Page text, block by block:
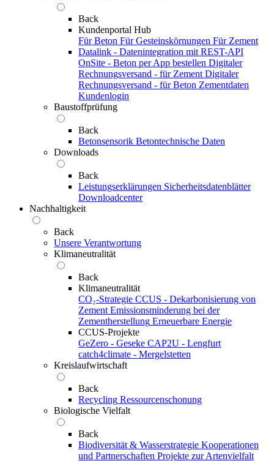
Back
Kundenportal Hub
Für Beton Für Gesteinskörnungen Für Zement
Datalink - Datenintegration mit REST-API
OnSite - Beton per App bestellen Digitaler
Rechnungsversand - für Zement Digitaler
Rechnungsversand - für Beton Zementdaten
Kundenlogin
Baustoffprüfung
Back
Betonsensorik Betontechnische Daten
Downloads
Back
Leistungserklärungen Sicherheitsdatenblätter
Downloadcenter
Nachhaltigkeit
Back
Unsere Verantwortung
Klimaneutralität
Back
Klimaneutralität
CO₂-Strategie CCUS - Dekarbonisierung von
Zement Emissionsminderung bei der
Zementherstellung Erneuerbare Energie
CCUS-Projekte
GeZero - Geseke CAP2U - Lengfurt
catch4climate - Mergelstetten
Kreislaufwirtschaft
Back
Recycling Ressourcenschonung
Biologische Vielfalt
Back
Biodiversität & Wasserstrategie Kooperationen
und Partnerschaften Projekte zur Artenvielfalt